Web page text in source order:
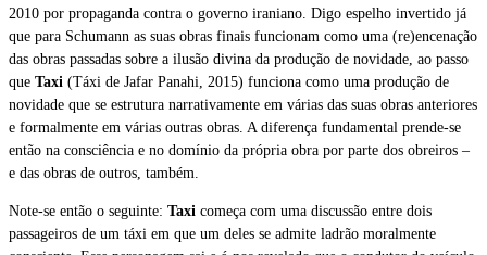
2010 por propaganda contra o governo iraniano. Digo espelho invertido já
que para Schumann as suas obras finais funcionam como uma (re)encenação
das obras passadas sobre a ilusão divina da produção de novidade, ao passo
que Taxi (Táxi de Jafar Panahi, 2015) funciona como uma produção de
novidade que se estrutura narrativamente em várias das suas obras anteriores
e formalmente em várias outras obras. A diferença fundamental prende-se
então na consciência e no domínio da própria obra por parte dos obreiros –
e das obras de outros, também.
Note-se então o seguinte: Taxi começa com uma discussão entre dois
passageiros de um táxi em que um deles se admite ladrão moralmente